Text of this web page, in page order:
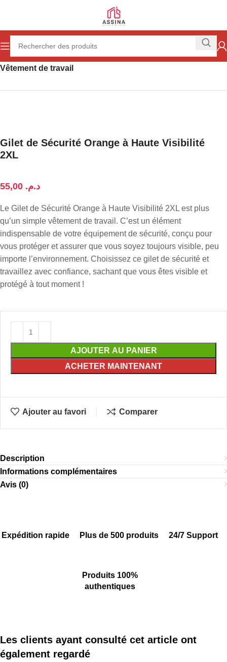
Accueil Outillage Protection de la personne
Vêtement de travail
Gilet de Sécurité Orange à Haute Visibilité
2XL
د.م.
Le Gilet de Sécurité Orange à Haute Visibilité 2XL est plus
qu’un simple vêtement de travail. C’est un élément
indispensable de votre équipement de sécurité, conçu pour
vous protéger et assurer que vous soyez toujours visible, peu
importe l’environnement. Choisissez ce gilet de sécurité et
travaillez avec confiance, sachant que vous êtes visible et
protégé à tout moment !
AJOUTER AU PANIER
ACHETER MAINTENANT
Ajouter au favori Comparer
Description
Informations complémentaires
Avis (0)
Expédition rapide Plus de 500 produits 24/7 Support
Produits 100%
authentiques
Les clients ayant consulté cet article ont
également regardé